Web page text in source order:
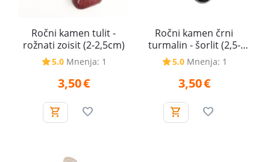
Ročni kamen tulit -
rožnati zoisit (2-2,5cm)
5.0 Mnenja: 1
3,50€
Ročni kamen črni
turmalin - šorlit (2,5-
3cm)
5.0 Mnenja: 1
3,50€